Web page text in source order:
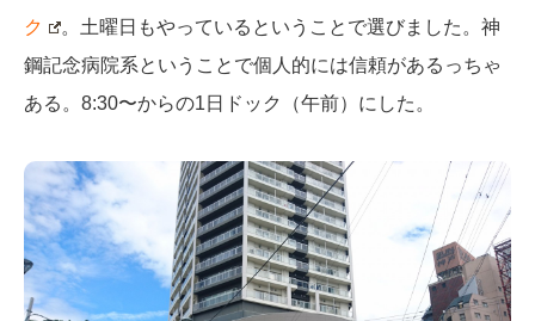
ク
。土曜日もやっているということで選びました。神
鋼記念病院系ということで個人的には信頼があるっちゃ
ある。8:30〜からの1日ドック（午前）にした。